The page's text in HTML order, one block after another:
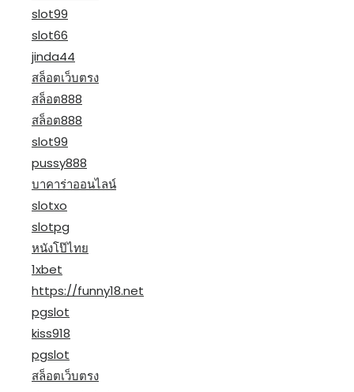
slot99
slot66
jinda44
สล็อตเว็บตรง
สล็อต888
สล็อต888
slot99
pussy888
บาคาร่าออนไลน์
slotxo
slotpg
หนังโป๊ไทย
1xbet
https://funny18.net
pgslot
kiss918
pgslot
สล็อตเว็บตรง